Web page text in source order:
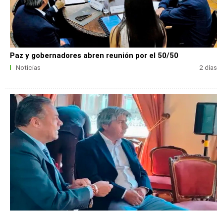
Paz y gobernadores abren reunión por el 50/50
Noticias 2 días